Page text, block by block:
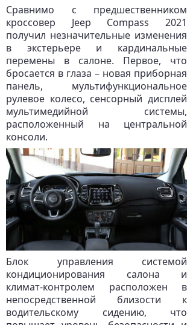
Сравнимо с предшественником
кроссовер Jeep Compass 2021
получил незначительные изменения
в экстерьере и кардинальные
перемены в салоне. Первое, что
бросается в глаза – новая приборная
панель, мультифункциональное
рулевое колесо, сенсорный дисплей
мультимедийной системы,
расположенный на центральной
консоли.
Блок управления системой
кондиционирования салона и
климат-контролем расположен в
непосредственной близости к
водительскому сидению, что